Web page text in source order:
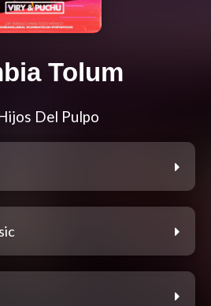
Tolum
Del Pulpo